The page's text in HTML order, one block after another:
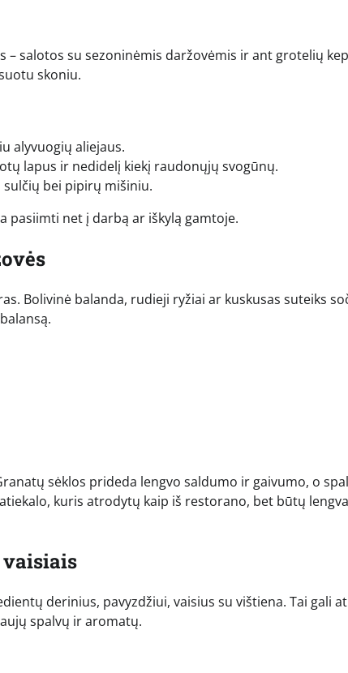
– salotos su sezoninėmis daržovėmis ir ant grotelių
skoniu.
alyvuogių aliejaus.
lapus ir nedidelį kiekį raudonųjų svogūnų.
bei pipirų mišiniu.
pasiimti net į darbą ar iškylą gamtoje.
Bolivinė balanda, rudieji ryžiai ar kuskusas suteiks
sėklos prideda lengvo saldumo ir gaivumo, o
kuris atrodytų kaip iš restorano, bet būtų
derinius, pavyzdžiui, vaisius su vištiena. Tai gali
spalvų ir aromatų.